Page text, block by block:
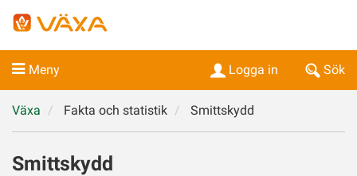
Meny Sök
Logga in
Växa Fakta och statistik Smittskydd
Smittskydd